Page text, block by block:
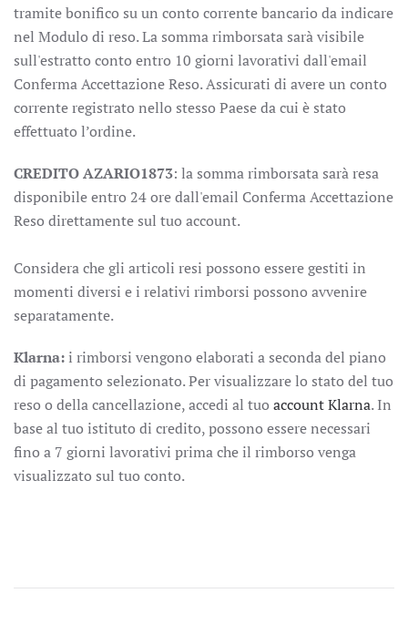
tramite bonifico su un conto corrente bancario da indicare
nel Modulo di reso. La somma rimborsata sarà visibile
sull'estratto conto entro 10 giorni lavorativi dall'email
Conferma Accettazione Reso. Assicurati di avere un conto
corrente registrato nello stesso Paese da cui è stato
effettuato l’ordine.
CREDITO AZARIO1873: la somma rimborsata sarà resa
disponibile entro 24 ore dall'email Conferma Accettazione
Reso direttamente sul tuo account.
Considera che gli articoli resi possono essere gestiti in
momenti diversi e i relativi rimborsi possono avvenire
separatamente.
Klarna:i rimborsi vengono elaborati a seconda del piano
di pagamento selezionato. Per visualizzare lo stato del tuo
reso o della cancellazione, accedi al tuo account Klarna. In
base al tuo istituto di credito, possono essere necessari
fino a 7 giorni lavorativi prima che il rimborso venga
visualizzato sul tuo conto.